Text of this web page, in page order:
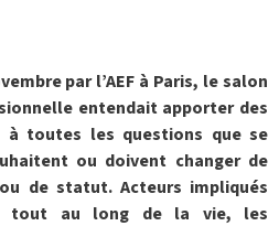
par l’AEF à Paris, le salon
entendait apporter des
à toutes les questions que se
ou doivent changer de
de statut. Acteurs impliqués
tout au long de la vie, les